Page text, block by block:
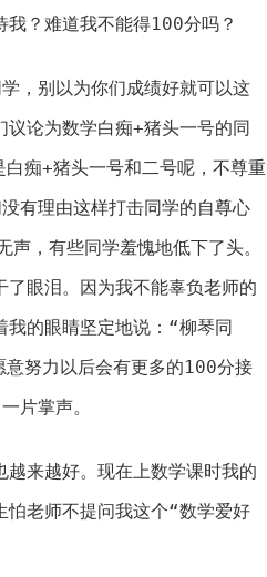
？难道我不能得100分吗？
，别以为你们成绩好就可以这
论为数学白痴+猪头一号的同
痴+猪头一号和二号呢，不尊重
有理由这样打击同学的自尊心
，有些同学羞愧地低下了头。
眼泪。因为我不能辜负老师的
的眼睛坚定地说：“柳琴同
努力以后会有更多的100分接
片掌声。
来越好。现在上数学课时我的
怕老师不提问我这个“数学爱好